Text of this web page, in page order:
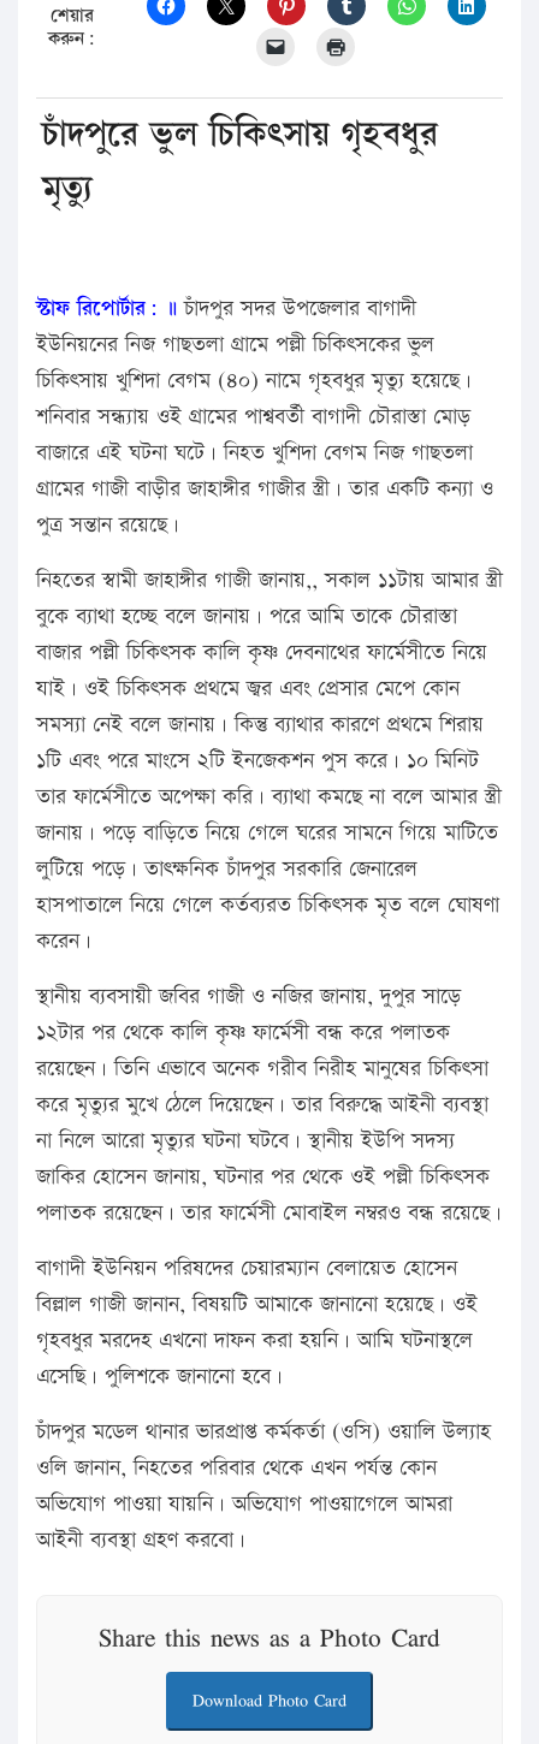
শেয়ার
করুন:
চাঁদপুরে ভুল চিকিৎসায় গৃহবধুর
মৃত্যু
স্টাফ রিপোর্টার: ॥ চাঁদপুর সদর উপজেলার বাগাদী
ইউনিয়নের নিজ গাছতলা গ্রামে পল্লী চিকিৎসকের ভুল
চিকিৎসায় খুশিদা বেগম (৪০) নামে গৃহবধুর মৃত্যু হয়েছে।
শনিবার সন্ধ্যায় ওই গ্রামের পাশ্ববর্তী বাগাদী চৌরাস্তা মোড়
বাজারে এই ঘটনা ঘটে। নিহত খুশিদা বেগম নিজ গাছতলা
গ্রামের গাজী বাড়ীর জাহাঙ্গীর গাজীর স্ত্রী। তার একটি কন্যা ও
পুত্র সন্তান রয়েছে।
নিহতের স্বামী জাহাঙ্গীর গাজী জানায়,, সকাল ১১টায় আমার স্ত্রী
বুকে ব্যাথা হচ্ছে বলে জানায়। পরে আমি তাকে চৌরাস্তা
বাজার পল্লী চিকিৎসক কালি কৃষ্ণ দেবনাথের ফার্মেসীতে নিয়ে
যাই। ওই চিকিৎসক প্রথমে জ্বর এবং প্রেসার মেপে কোন
সমস্যা নেই বলে জানায়। কিন্তু ব্যাথার কারণে প্রথমে শিরায়
১টি এবং পরে মাংসে ২টি ইনজেকশন পুস করে। ১০ মিনিট
তার ফার্মেসীতে অপেক্ষা করি। ব্যাথা কমছে না বলে আমার স্ত্রী
জানায়। পড়ে বাড়িতে নিয়ে গেলে ঘরের সামনে গিয়ে মাটিতে
লুটিয়ে পড়ে। তাৎক্ষনিক চাঁদপুর সরকারি জেনারেল
হাসপাতালে নিয়ে গেলে কর্তব্যরত চিকিৎসক মৃত বলে ঘোষণা
করেন।
স্থানীয় ব্যবসায়ী জবির গাজী ও নজির জানায়, দুপুর সাড়ে
১২টার পর থেকে কালি কৃষ্ণ ফার্মেসী বন্ধ করে পলাতক
রয়েছেন। তিনি এভাবে অনেক গরীব নিরীহ মানুষের চিকিৎসা
করে মৃত্যুর মুখে ঠেলে দিয়েছেন। তার বিরুদ্ধে আইনী ব্যবস্থা
না নিলে আরো মৃত্যুর ঘটনা ঘটবে। স্থানীয় ইউপি সদস্য
জাকির হোসেন জানায়, ঘটনার পর থেকে ওই পল্লী চিকিৎসক
পলাতক রয়েছেন। তার ফার্মেসী মোবাইল নম্বরও বন্ধ রয়েছে।
বাগাদী ইউনিয়ন পরিষদের চেয়ারম্যান বেলায়েত হোসেন
বিল্লাল গাজী জানান, বিষয়টি আমাকে জানানো হয়েছে। ওই
গৃহবধুর মরদেহ এখনো দাফন করা হয়নি। আমি ঘটনাস্থলে
এসেছি। পুলিশকে জানানো হবে।
চাঁদপুর মডেল থানার ভারপ্রাপ্ত কর্মকর্তা (ওসি) ওয়ালি উল্যাহ
ওলি জানান, নিহতের পরিবার থেকে এখন পর্যন্ত কোন
অভিযোগ পাওয়া যায়নি। অভিযোগ পাওয়াগেলে আমরা
আইনী ব্যবস্থা গ্রহণ করবো।
Share this news as a Photo Card
Download Photo Card